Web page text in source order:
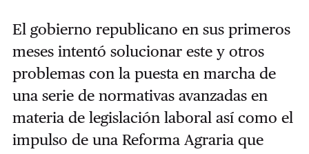
El gobierno republicano en sus primeros
meses intentó solucionar este y otros
problemas con la puesta en marcha de
una serie de normativas avanzadas en
materia de legislación laboral así como el
impulso de una Reforma Agraria que